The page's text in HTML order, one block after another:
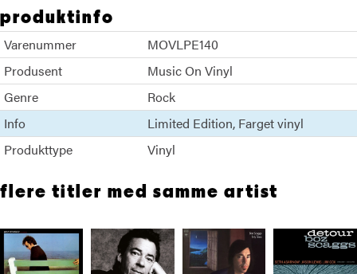
produktinfo
Varenummer
MOVLPE140
Produsent
Music On Vinyl
Genre
Rock
Info
Limited Edition Farget vinyl
Produkttype
Vinyl
flere titler med samme artist